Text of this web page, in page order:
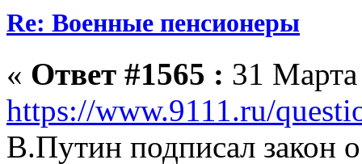
Re: Военные пенсионеры
« Ответ #1565 : 31
https://www.9111.ru/
В.Путин подписал закон